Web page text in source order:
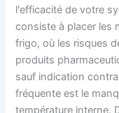
l'efficacité de votre
consiste à placer les
frigo, où les risques
produits
sauf indication
fréquente est le
température interne.